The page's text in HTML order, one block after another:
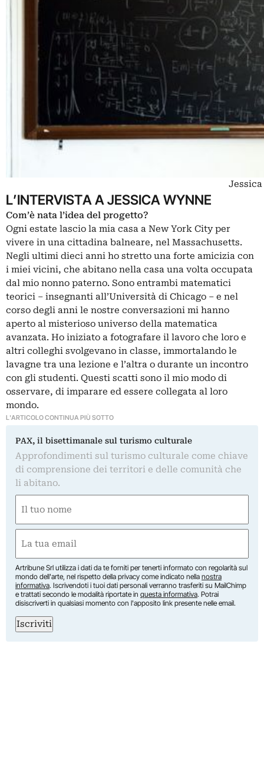
L’INTERVISTA A JESSICA WYNNE
Com’è nata l’idea del progetto?
Ogni estate lascio la mia casa a New York City per
vivere in una cittadina balneare, nel Massachusetts.
Negli ultimi dieci anni ho stretto una forte amicizia con
i miei vicini, che abitano nella casa una volta occupata
dal mio nonno paterno. Sono entrambi matematici
teorici – insegnanti all’Università di Chicago – e nel
corso degli anni le nostre conversazioni mi hanno
aperto al misterioso universo della matematica
avanzata. Ho iniziato a fotografare il lavoro che loro e
altri colleghi svolgevano in classe, immortalando le
lavagne tra una lezione e l’altra o durante un incontro
con gli studenti. Questi scatti sono il mio modo di
osservare, di imparare ed essere collegata al loro
mondo.
L'ARTICOLO CONTINUA PIÙ SOTTO
PAX, il bisettimanale sul turismo culturale
Approfondimenti sul turismo culturale come chiave
di comprensione dei territori e delle comunità che
li abitano.
(Required)
First
(Required)
Artribune Srl utilizza i dati da te forniti per tenerti informato con regolarità sul
mondo dell'arte, nel rispetto della privacy come indicato nella nostra
informativa. Iscrivendoti i tuoi dati personali verranno trasferiti su MailChimp
e trattati secondo le modalità riportate in questa informativa. Potrai
disiscriverti in qualsiasi momento con l'apposito link presente nelle email.
Iscriviti